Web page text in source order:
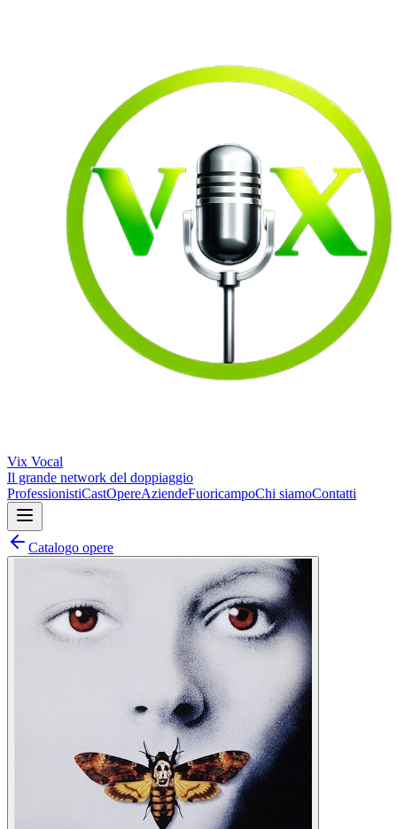
Vix Vocal
Il grande network del doppiaggio
ProfessionistiCastOpereAziendeFuoricampoChi siamoContatti
Catalogo opere